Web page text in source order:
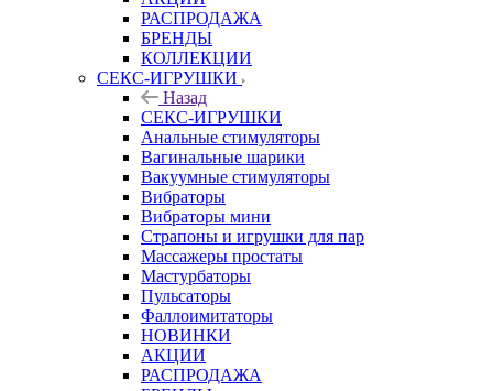
РАСПРОДАЖА
БРЕНДЫ
КОЛЛЕКЦИИ
СЕКС-ИГРУШКИ
Назад
СЕКС-ИГРУШКИ
Анальные стимуляторы
Вагинальные шарики
Вакуумные стимуляторы
Вибраторы
Вибраторы мини
Страпоны и игрушки для пар
Массажеры простаты
Мастурбаторы
Пульсаторы
Фаллоимитаторы
НОВИНКИ
АКЦИИ
РАСПРОДАЖА